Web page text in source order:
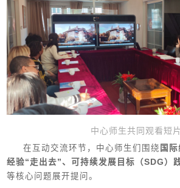
中心师生共同观看短片
在互动交流环节，中心师生们围绕 国
经验“走出去”、可持续发展目标（SDG）
等核心问题展开提问。